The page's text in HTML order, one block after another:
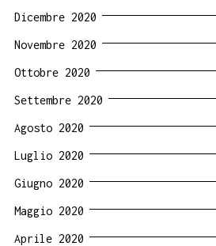
Dicembre 2020
Novembre 2020
Ottobre 2020
Settembre 2020
Agosto 2020
Luglio 2020
Giugno 2020
Maggio 2020
Aprile 2020